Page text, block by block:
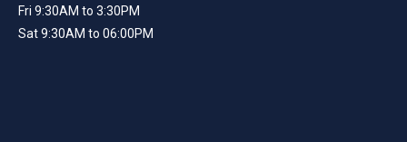
Fri 9:30AM to 3:30PM
Sat 9:30AM to 06:00PM